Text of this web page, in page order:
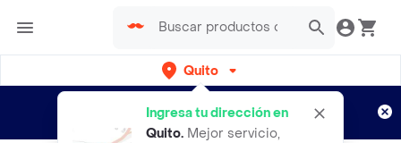
Quito
Ingresa tu dirección en
Quito. Mejor servicio,
envíos gratis por semanas
Aplican TyC